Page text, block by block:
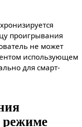
проигрывания
не может
использующем
для смарт-
режиме